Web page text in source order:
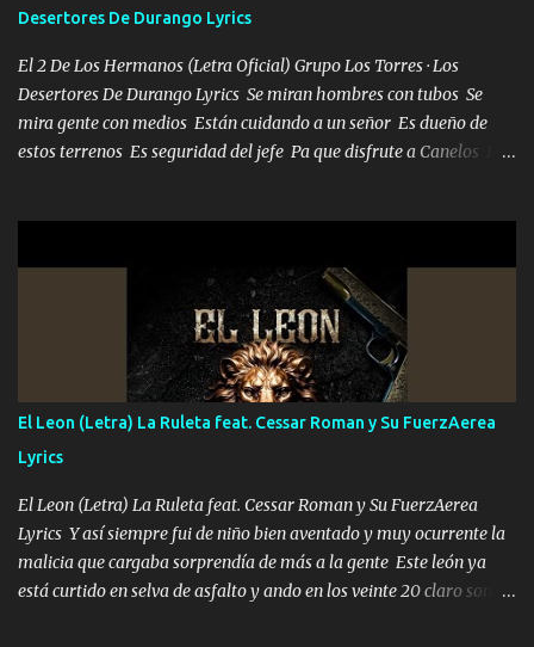
bailar Pero es que tengo un par de conciertos más que llenar Se
mueven solo por el interés P...
Desertores De Durango Lyrics
El 2 De Los Hermanos (Letra Oficial) Grupo Los Torres · Los
Desertores De Durango Lyrics Se miran hombres con tubos Se
mira gente con medios Están cuidando a un señor Es dueño de
estos terrenos Es seguridad del jefe Pa que disfrute a Canelos Es
ni tampoco las mujeres porque es platica de grandes por eso hay
que estar alegres doy las instrucciones para atender los deberes
Música Si es que salta algún problema de confianza tengo gente
ahí está el Hombre Cuarenta y también Pariente 7 arreglan
cualquier problema no más es cuestión que ordené NOS HACE
FALTA UN HERMANO DE CLAVE ERA EL 24 SIEMPRE FUE UN
HOMBRE VALIENTE POR ALGO M'URIÓ PELEAND0 SIEMPRE
VIO POR LA FAMILIA PARA QUE SIGA EL LEGADO Es el DOS de
los HERMANOS un cerebro inteligente y com...
El Leon (Letra) La Ruleta feat. Cessar Roman y Su FuerzAerea
Lyrics
El Leon (Letra) La Ruleta feat. Cessar Roman y Su FuerzAerea
Lyrics Y así siempre fui de niño bien aventado y muy ocurrente la
malicia que cargaba sorprendía de más a la gente Este león ya
está curtido en selva de asfalto y ando en los veinte 20 claro son